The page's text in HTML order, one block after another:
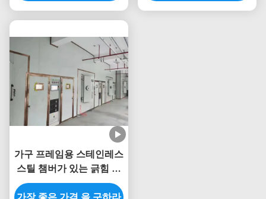
가구 프레임용 스테인레스
스틸 챔버가 있는 긁힘 방
지 완전 자동 PVD 코팅 기
계
가장 좋은 가격 을 구하라